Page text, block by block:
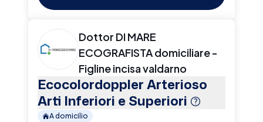
Dottor DI MARE
ECOGRAFISTA domiciliare -
Figline incisa valdarno
Ecocolordoppler Arterioso
Arti Inferiori e Superiori
A domicilio